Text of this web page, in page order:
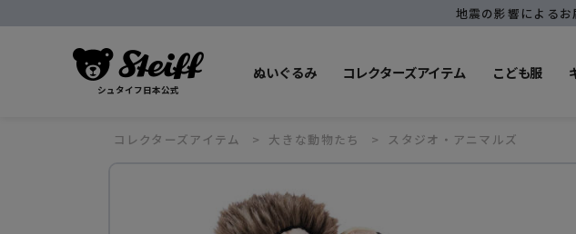
地震の影響によるお
シュタイフ日本公式
ぬいぐるみ コレクターズアイテム こども服
コレクターズアイテム 大きな動物たち スタジオ・アニマルズ